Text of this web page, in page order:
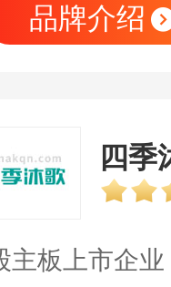
品牌介绍
四
主板上市企